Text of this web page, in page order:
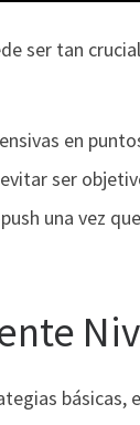
ser tan
en
ser
una vez